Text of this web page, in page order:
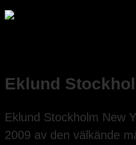
Eklund
Eklund Stockholm New
2009 av den välkände